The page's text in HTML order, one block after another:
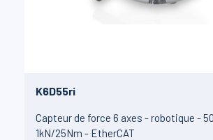
K6D55ri
Capteur de force 6 axes - robotique -
1kN/25Nm - EtherCAT